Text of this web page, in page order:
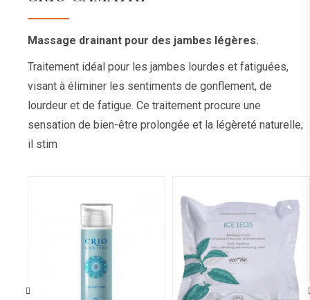
Massage drainant pour des jambes légères.
Traitement idéal pour les jambes lourdes et fatiguées,
visant à éliminer les sentiments de gonflement, de
lourdeur et de fatigue. Ce traitement procure une
sensation de bien-être prolongée et la légèreté naturelle;
il stim